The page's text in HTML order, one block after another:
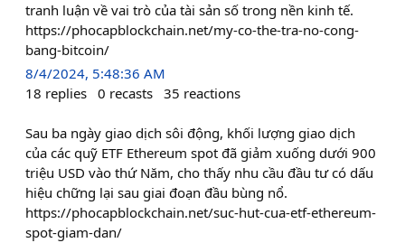
tranh luận về vai trò của tài sản số trong nền kinh tế.
https://phocapblockchain.net/my-co-the-tra-no-cong-
bang-bitcoin/
8/4/2024, 5:48:36 AM
18 replies 0 recasts 35 reactions
Sau ba ngày giao dịch sôi động, khối lượng giao dịch
của các quỹ ETF Ethereum spot đã giảm xuống dưới 900
triệu USD vào thứ Năm, cho thấy nhu cầu đầu tư có dấu
hiệu chững lại sau giai đoạn đầu bùng nổ.
https://phocapblockchain.net/suc-hut-cua-etf-ethereum-
spot-giam-dan/